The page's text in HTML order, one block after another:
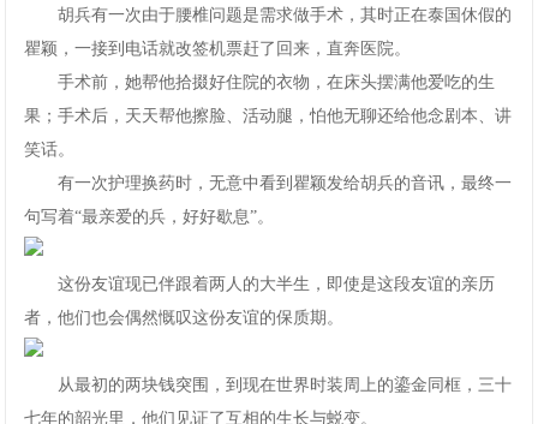
胡兵有一次由于腰椎问题是需求做手术，其时正在泰国休假的
瞿颖，一接到电话就改签机票赶了回来，直奔医院。
手术前，她帮他拾掇好住院的衣物，在床头摆满他爱吃的生
果；手术后，天天帮他擦脸、活动腿，怕他无聊还给他念剧本、讲
笑话。
有一次护理换药时，无意中看到瞿颖发给胡兵的音讯，最终一
句写着“最亲爱的兵，好好歇息”。
这份友谊现已伴跟着两人的大半生，即使是这段友谊的亲历
者，他们也会偶然慨叹这份友谊的保质期。
从最初的两块钱突围，到现在世界时装周上的鎏金同框，三十
七年的韶光里，他们见证了互相的生长与蜕变。